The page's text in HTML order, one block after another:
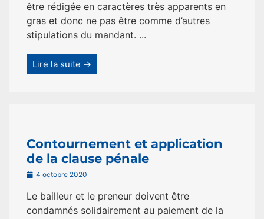
être rédigée en caractères très apparents en
gras et donc ne pas être comme d’autres
stipulations du mandant. ...
Lire la suite →
Contournement et application
de la clause pénale
4 octobre 2020
Le bailleur et le preneur doivent être
condamnés solidairement au paiement de la